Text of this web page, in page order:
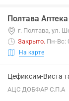
Полтава
г. Полтава, ул.
Закрыто. Пн-Вс:
На карте
Цефиксим-Виста
АЦС ДОБФАР С.П.А